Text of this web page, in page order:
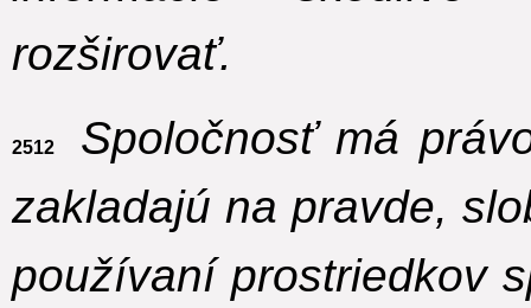
rozširovať.
2512
Spoločnosť má
zakladajú na pravde,
používaní prostriedkov